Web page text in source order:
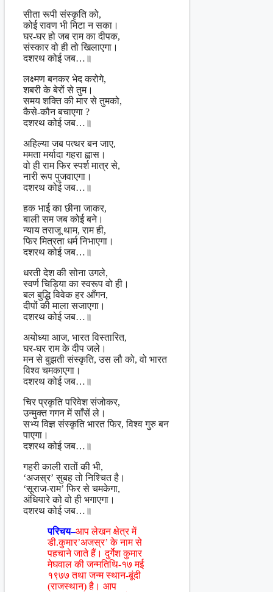
सीता रूपी संस्कृति को,
कोई रावण भी मिटा न सका।
घर-घर हो जब राम का दीपक,
संस्कार वो ही तो खिलाएगा।
दशरथ कोई जब…॥
लक्ष्मण बनकर भेद करोगे,
शबरी के बेरों से तुम।
समय शक्ति की मार से तुमको,
कैसे-कौन बचाएगा ?
दशरथ कोई जब…॥
अहिल्या जब पत्थर बन जाए,
ममता मर्यादा गहरा ह्वास।
वो ही राम फिर स्पर्श मात्र से,
नारी रूप पुजवाएगा।
दशरथ कोई जब…॥
हक भाई का छीना जाकर,
बाली सम जब कोई बने।
न्याय तराजू थाम, राम ही,
फिर मित्रता धर्म निभाएगा।
दशरथ कोई जब…॥
धरती देश की सोना उगले,
स्वर्ण चिड़िया का स्वरूप वो ही।
बल बुद्धि विवेक हर आँगन,
दीपों की माला सजाएगा।
दशरथ कोई जब…॥
अयोध्या आज, भारत विस्तारित,
घर-घर राम के दीप जले।
मन से बुझती संस्कृति, उस लौ को, वो भारत
विश्व चमकाएगा।
दशरथ कोई जब…॥
चिर प्रकृति परिवेश संजोकर,
उन्मुक्त गगन में साँसें ले।
सभ्य विज्ञ संस्कृति भारत फिर, विश्व गुरु बन
पाएगा।
दशरथ कोई जब…॥
गहरी काली रातों की भी,
‘अजस्र’ सुबह तो निश्चित है।
‘सूराज-राम’ फिर से चमकेगा,
अंधियारे को वो ही भगाएगा।
दशरथ कोई जब…॥
परिचय–आप लेखन क्षेत्र में
डी.कुमार’अजस्र’ के नाम से
पहचाने जाते हैं। दुर्गेश कुमार
मेघवाल की जन्मतिथि-१७ मई
१९७७ तथा जन्म स्थान-बूंदी
(राजस्थान) है। आप